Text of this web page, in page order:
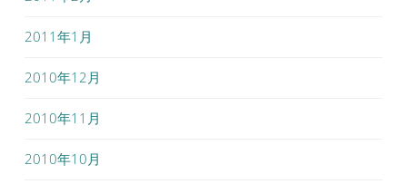
2011年1月
2010年12月
2010年11月
2010年10月